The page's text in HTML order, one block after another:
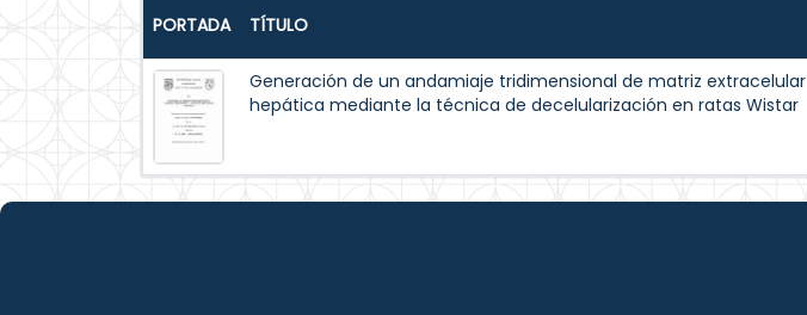
PORTADA TÍTULO
Generación de un andamiaje tridimensional de matriz extracelular
hepática mediante la técnica de decelularización en ratas Wistar